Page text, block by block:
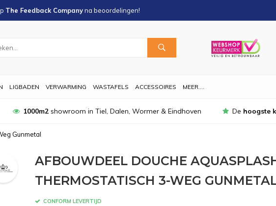
The Feedback Companyna beoordelingen!
LIGBADEN VERWARMING WASTAFELS ACCESSOIRES MEER....
1000m2showroom in Tiel, Dalen, Wormer & Eindhoven De hoogste
Gunmetal
AFBOUWDEEL DOUCHE
THERMOSTATISCH 3-WEG
CONFORM LEVERTIJD